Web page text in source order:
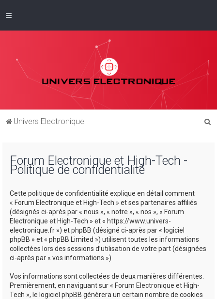
Univers Electronique
Forum Electronique et High-Tech -
Politique de confidentialité
Cette politique de confidentialité explique en détail comment
« Forum Electronique et High-Tech » et ses partenaires affiliés
(désignés ci-après par « nous », « notre », « nos », « Forum
Electronique et High-Tech » et « https://www.univers-
electronique.fr ») et phpBB (désigné ci-après par « logiciel
phpBB » et « phpBB Limited ») utilisent toutes les informations
collectées lors des sessions d’utilisation de votre part (désignées
ci-après par « vos informations »).
Vos informations sont collectées de deux manières différentes.
Premièrement, en naviguant sur « Forum Electronique et High-
Tech », le logiciel phpBB génèrera un certain nombre de cookies